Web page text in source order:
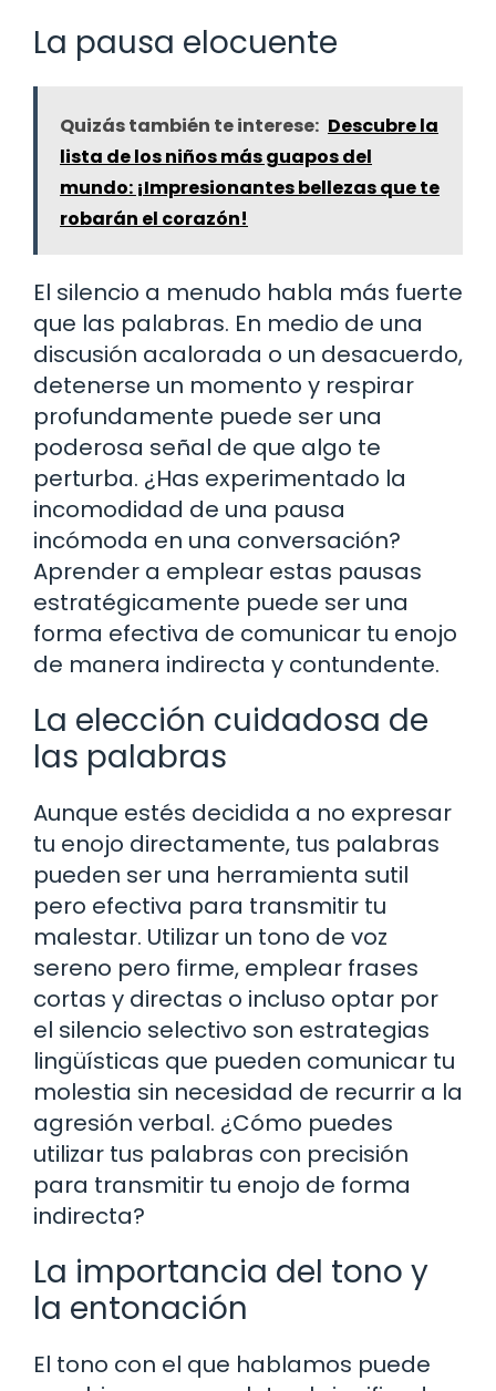
La pausa elocuente
Quizás también te interese: Descubre la
lista de los niños más guapos del
mundo: ¡Impresionantes bellezas que te
robarán el corazón!
El silencio a menudo habla más fuerte
que las palabras. En medio de una
discusión acalorada o un desacuerdo,
detenerse un momento y respirar
profundamente puede ser una
poderosa señal de que algo te
perturba. ¿Has experimentado la
incomodidad de una pausa
incómoda en una conversación?
Aprender a emplear estas pausas
estratégicamente puede ser una
forma efectiva de comunicar tu enojo
de manera indirecta y contundente.
La elección cuidadosa de
las palabras
Aunque estés decidida a no expresar
tu enojo directamente, tus palabras
pueden ser una herramienta sutil
pero efectiva para transmitir tu
malestar. Utilizar un tono de voz
sereno pero firme, emplear frases
cortas y directas o incluso optar por
el silencio selectivo son estrategias
lingüísticas que pueden comunicar tu
molestia sin necesidad de recurrir a la
agresión verbal. ¿Cómo puedes
utilizar tus palabras con precisión
para transmitir tu enojo de forma
indirecta?
La importancia del tono y
la entonación
El tono con el que hablamos puede